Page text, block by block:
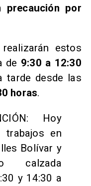
precaución por
estos
de 9:30 a 12:30
tarde desde las
horas.
Hoy
trabajos en
Bolívar y
calzada
y 14:30 a